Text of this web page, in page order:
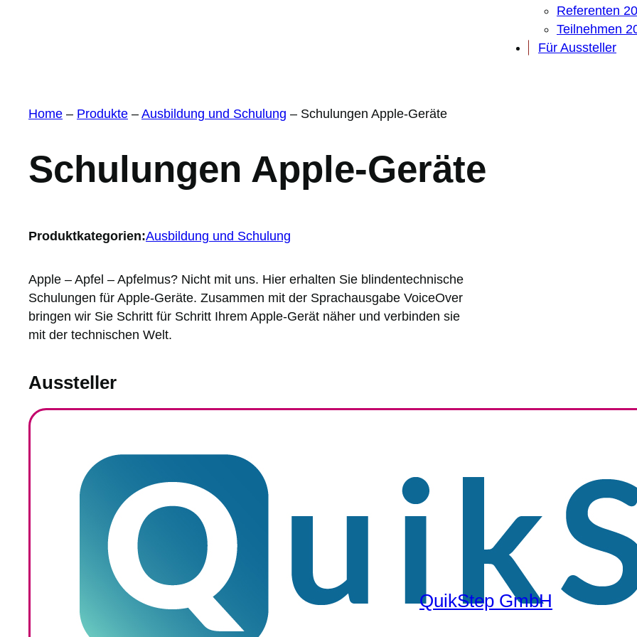
Referenten
Teilnehmen
Für Aussteller
Home – Produkte – Ausbildung und Schulung – Schulungen Apple-Geräte
Schulungen Apple-Geräte
Produktkategorien:Ausbildung und Schulung
Apple – Apfel – Apfelmus? Nicht mit uns. Hier erhalten Sie blindentechnische
Schulungen für Apple-Geräte. Zusammen mit der Sprachausgabe VoiceOver
bringen wir Sie Schritt für Schritt Ihrem Apple-Gerät näher und verbinden sie
mit der technischen Welt.
Aussteller
QuikStep GmbH